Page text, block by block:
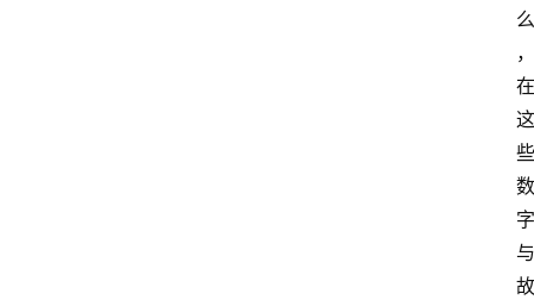
么
，
在
这
些
数
字
与
故